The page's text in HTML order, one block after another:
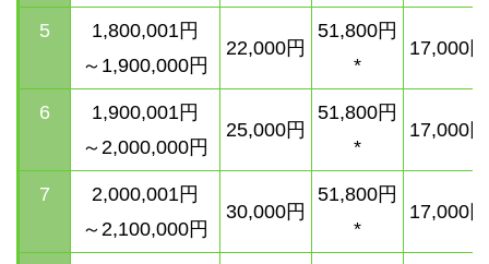
5
1,800,001円
～1,900,000円
22,000円
51,800円
*
17,000円
6
1,900,001円
～2,000,000円
25,000円
51,800円
*
17,000円
7
2,000,001円
～2,100,000円
30,000円
51,800円
*
17,000円